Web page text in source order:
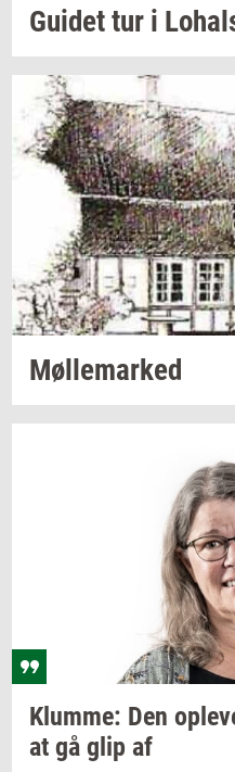
Gu­i­dettur i
Møl­le­mar­ked
Klum­me: Den
at gå glip af